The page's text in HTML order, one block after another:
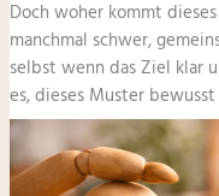
Doch woher kommt
manchmal schwer,
selbst wenn das Ziel klar
es, dieses Muster